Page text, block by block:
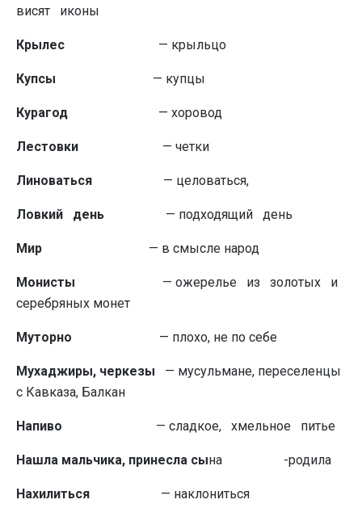
висят иконы
Крылес — крыльцо
Купсы — купцы
Курагод — хоровод
Лестовки — четки
Ли­новаться — целоваться,
Ловкий день — подходящий день
Мир — в смысле народ
Монисты
— ожерелье из золотых и
серебря­ных монет
Муторно — плохо, не по себе
Мухаджиры, черкезы — мусульмане, переселенцы
с Кавка­за, Балкан
Напиво — сладкое, хмельное питье
Нашла мальчика, при­несла сына -родила
Нахилиться — наклониться